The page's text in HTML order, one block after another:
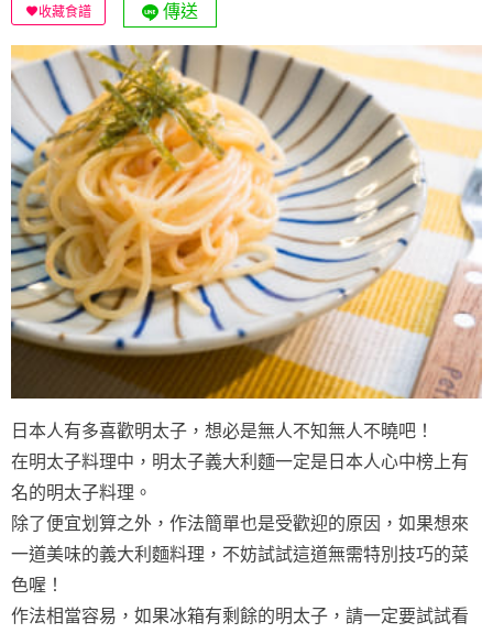
收藏食譜
傳送
日本人有多喜歡明太子，想必是無人不知無人不曉吧！
在明太子料理中，明太子義大利麵一定是日本人心中榜上有
名的明太子料理。
除了便宜划算之外，作法簡單也是受歡迎的原因，如果想來
一道美味的義大利麵料理，不妨試試這道無需特別技巧的菜
色喔！
作法相當容易，如果冰箱有剩餘的明太子，請一定要試試看